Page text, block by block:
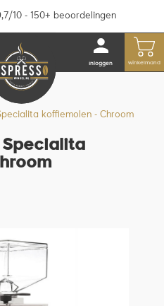
10 - 150+ beoordelingen
inloggen winkelmand
koffiemolen - Chroom
Specialita